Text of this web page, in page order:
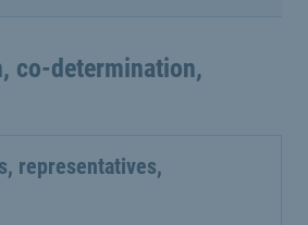
co-determination,
representatives,